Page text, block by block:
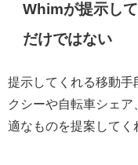
Whimが提示し
だけではない
提示してくれる移動手
クシーや自転車シェ
適なものを提案してく